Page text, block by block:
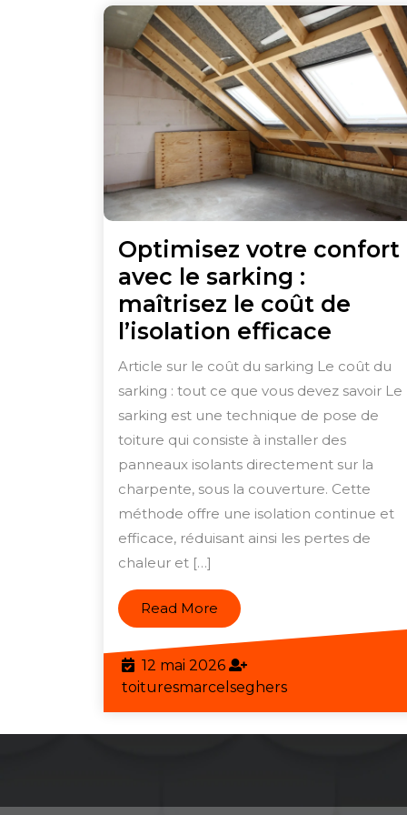
Optimisez votre confort
avec le sarking :
maîtrisez le coût de
l’isolation efficace
votre
confort
avec
le
sarking
:
le
Article sur le coût du sarking Le coût du
sarking : tout ce que vous devez savoir Le
sarking est une technique de pose de
toiture qui consiste à installer des
panneaux isolants directement sur la
charpente, sous la couverture. Cette
méthode offre une isolation continue et
efficace, réduisant ainsi les pertes de
chaleur et […]
Read More Read
More
12 mai 202612
mai
2026
toituresmarcelseghers